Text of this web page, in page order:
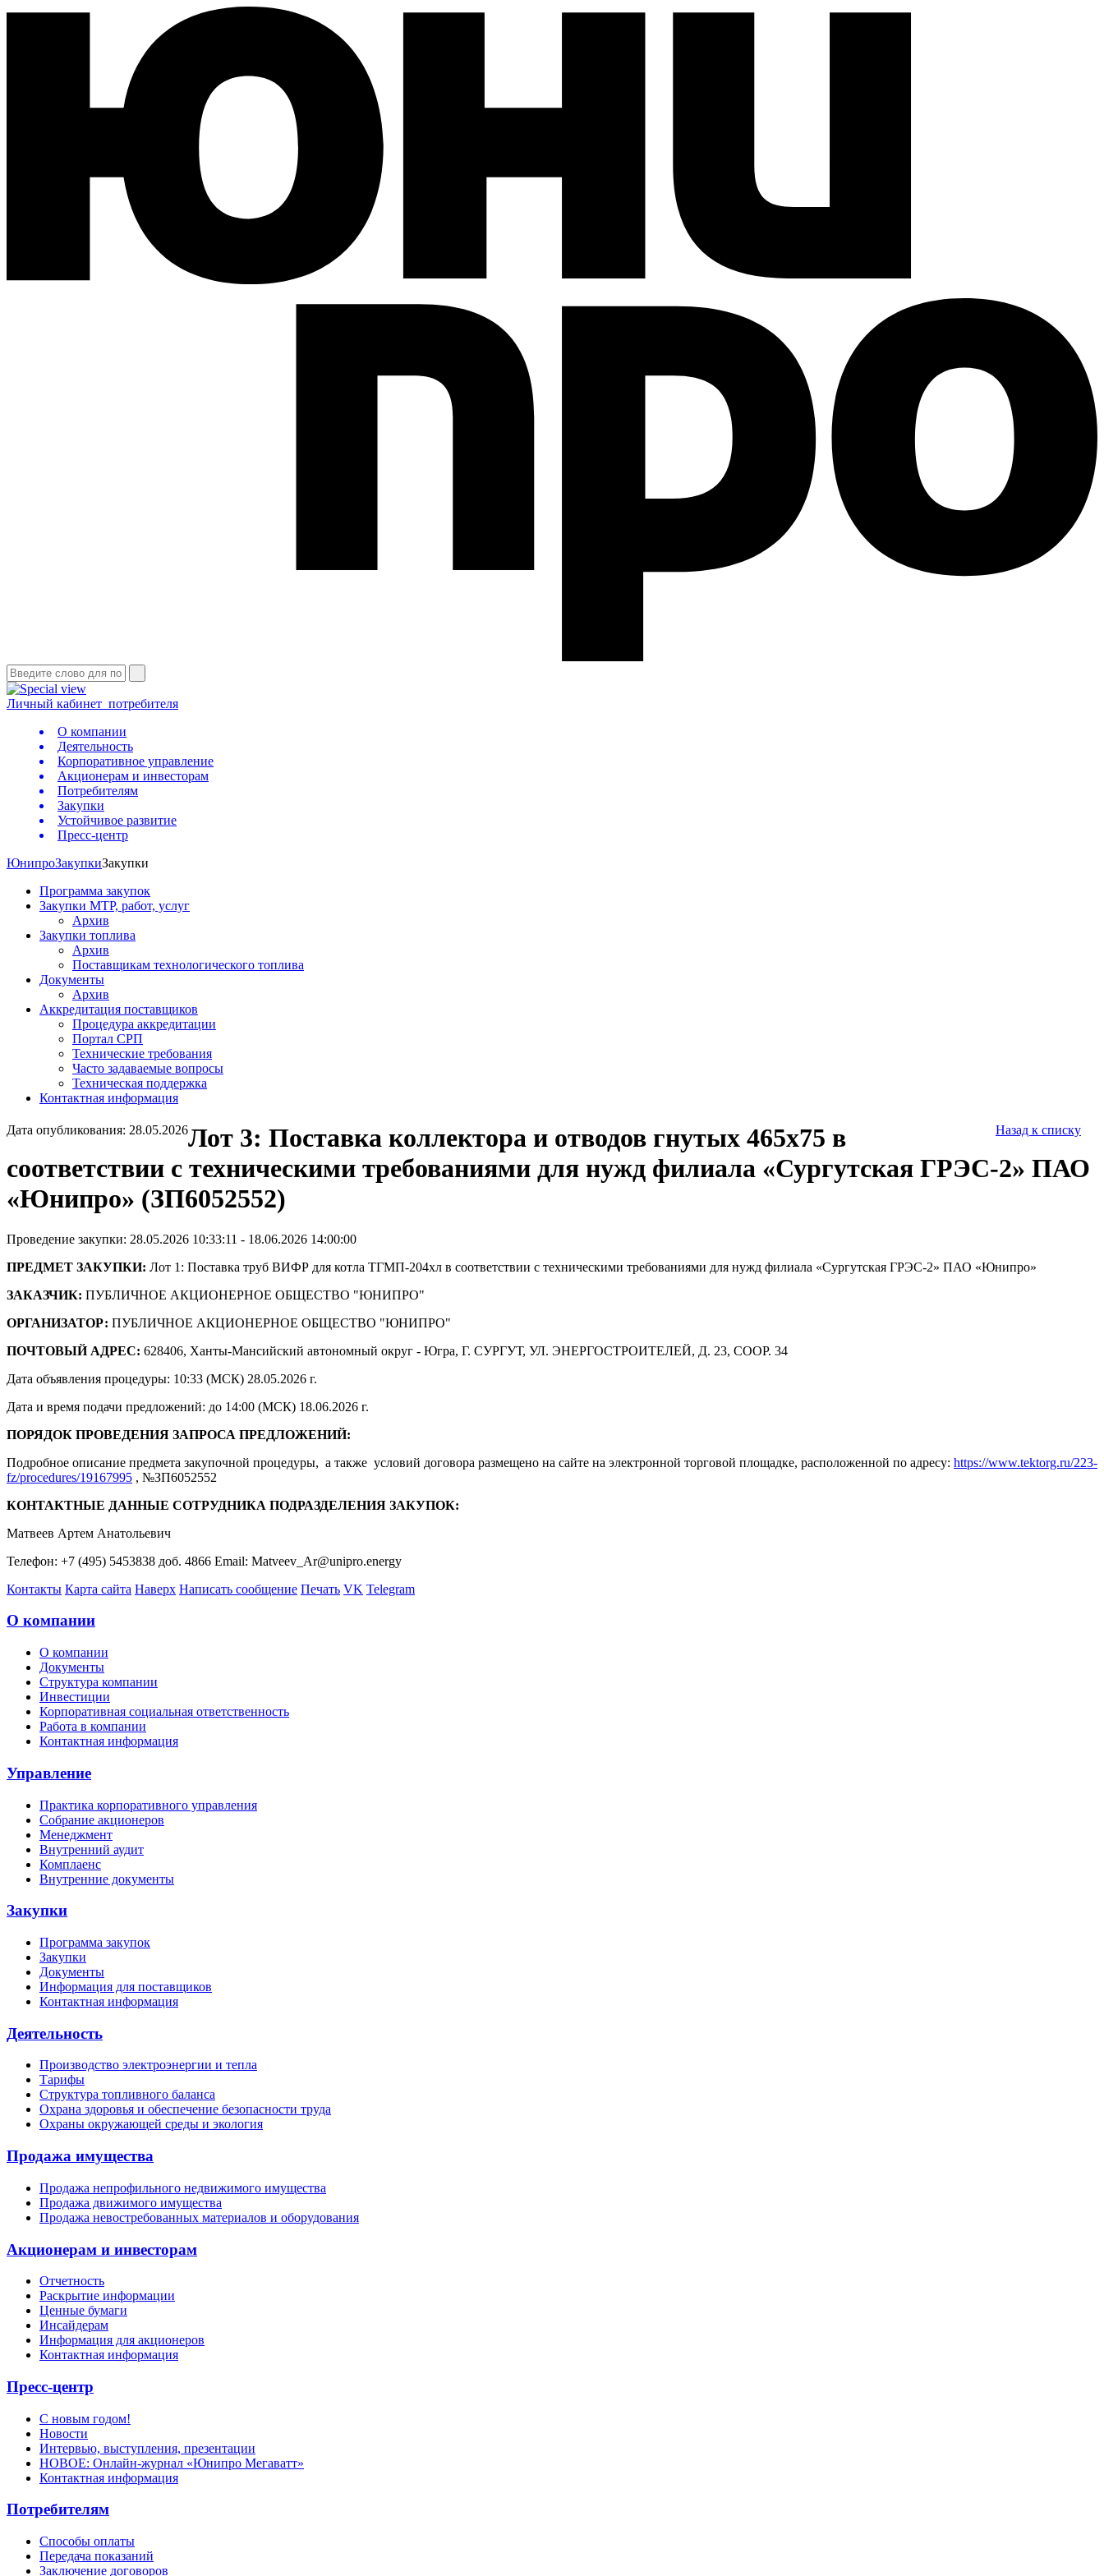
Личный кабинет потребителя
О компании
Деятельность
Корпоративное управление
Акционерам и инвесторам
Потребителям
Закупки
Устойчивое развитие
Пресс-центр
ЮнипроЗакупкиЗакупки
Программа закупок
Закупки МТР, работ, услуг
Архив
Закупки топлива
Архив
Поставщикам технологического топлива
Документы
Архив
Аккредитация поставщиков
Процедура аккредитации
Портал СРП
Технические требования
Часто задаваемые вопросы
Техническая поддержка
Контактная информация
Дата опубликования: 28.05.2026 Назад к списку
Лот 3: Поставка коллектора и отводов гнутых 465х75 в
соответствии с техническими требованиями для нужд филиала «Сургутская ГРЭС-2» ПАО
«Юнипро» (ЗП6052552)
Проведение закупки: 28.05.2026 10:33:11 - 18.06.2026 14:00:00
ПРЕДМЕТ ЗАКУПКИ: Лот 1: Поставка труб ВИФР для котла ТГМП-204хл в соответствии с техническими требованиями для нужд филиала «Сургутская ГРЭС-2» ПАО «Юнипро»
ЗАКАЗЧИК: ПУБЛИЧНОЕ АКЦИОНЕРНОЕ ОБЩЕСТВО "ЮНИПРО"
ОРГАНИЗАТОР: ПУБЛИЧНОЕ АКЦИОНЕРНОЕ ОБЩЕСТВО "ЮНИПРО"
ПОЧТОВЫЙ АДРЕС: 628406, Ханты-Мансийский автономный округ - Югра, Г. СУРГУТ, УЛ. ЭНЕРГОСТРОИТЕЛЕЙ, Д. 23, СООР. 34
Дата объявления процедуры: 10:33 (МСК) 28.05.2026 г.
Дата и время подачи предложений: до 14:00 (МСК) 18.06.2026 г.
ПОРЯДОК ПРОВЕДЕНИЯ ЗАПРОСА ПРЕДЛОЖЕНИЙ:
Подробное описание предмета закупочной процедуры, а также условий договора размещено на сайте на электронной торговой площадке, расположенной по адресу: https://www.tektorg.ru/223-
fz/procedures/19167995 , №ЗП6052552
КОНТАКТНЫЕ ДАННЫЕ СОТРУДНИКА ПОДРАЗДЕЛЕНИЯ ЗАКУПОК:
Матвеев Артем Анатольевич
Телефон: +7 (495) 5453838 доб. 4866 Email: Matveev_Ar@unipro.energy
Контакты Карта сайта Наверх Написать сообщение Печать VK Telegram
О компании
О компании
Документы
Структура компании
Инвестиции
Корпоративная социальная ответственность
Работа в компании
Контактная информация
Управление
Практика корпоративного управления
Собрание акционеров
Менеджмент
Внутренний аудит
Комплаенс
Внутренние документы
Закупки
Программа закупок
Закупки
Документы
Информация для поставщиков
Контактная информация
Деятельность
Производство электроэнергии и тепла
Тарифы
Структура топливного баланса
Охрана здоровья и обеспечение безопасности труда
Охраны окружающей среды и экология
Продажа имущества
Продажа непрофильного недвижимого имущества
Продажа движимого имущества
Продажа невостребованных материалов и оборудования
Акционерам и инвесторам
Отчетность
Раскрытие информации
Ценные бумаги
Инсайдерам
Информация для акционеров
Контактная информация
Пресс-центр
С новым годом!
Новости
Интервью, выступления, презентации
НОВОЕ: Онлайн-журнал «Юнипро Мегаватт»
Контактная информация
Потребителям
Способы оплаты
Передача показаний
Заключение договоров